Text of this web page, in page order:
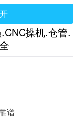
操机.仓管.
谱